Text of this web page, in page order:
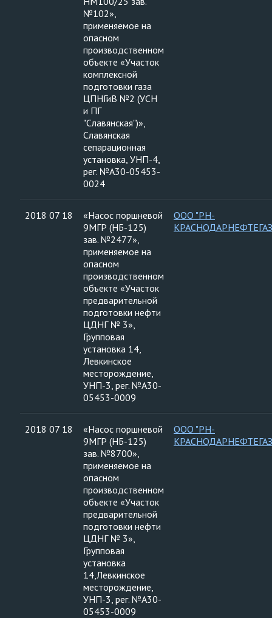
№102»,
применяемое на
опасном
производственном
объекте «Участок
комплексной
подготовки газа
ЦПНГиВ №2 (УСН
и ПГ
"Славянская")»,
Славянская
сепарационная
установка, УНП-4,
рег. №А30-05453-
0024
2018 07 18
«Насос поршневой
9МГР (НБ-125)
зав. №2477»,
применяемое на
опасном
производственном
объекте «Участок
предварительной
подготовки нефти
ЦДНГ № 3»,
Групповая
установка 14,
Левкинское
месторождение,
УНП-3, рег. №А30-
05453-0009
ООО "РН-
2018 07 18
«Насос поршневой
9МГР (НБ-125)
зав. №8700»,
применяемое на
опасном
производственном
объекте «Участок
предварительной
подготовки нефти
ЦДНГ № 3»,
Групповая
установка
14,Левкинское
месторождение,
УНП-3, рег. №А30-
05453-0009
ООО "РН-